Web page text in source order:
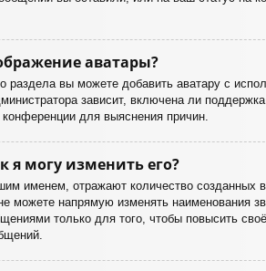
аватары?
раздела вы можете добавить аватару с
зависит, включена ли
для выяснения причин.
я могу изменить его?
именем, отражают количество
можете напрямую изменять наименования
только для того, чтобы повысить